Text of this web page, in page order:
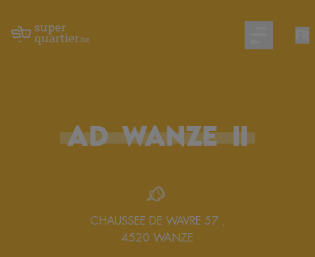
Open main
AD WANZE II
CHAUSSEE DE WAVRE 57 ,
4520 WANZE